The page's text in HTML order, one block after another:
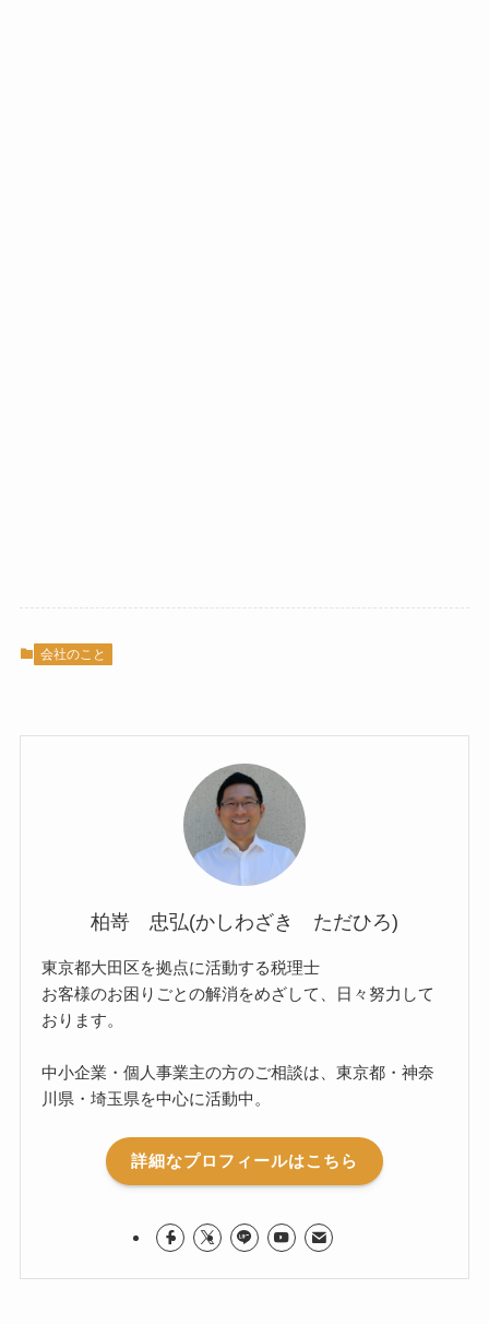
会社のこと
柏嵜 忠弘(かしわざき ただひろ)
東京都大田区を拠点に活動する税理士
お客様のお困りごとの解消をめざして、日々努力して
おります。
中小企業・個人事業主の方のご相談は、東京都・神奈
川県・埼玉県を中心に活動中。
詳細なプロフィールはこちら